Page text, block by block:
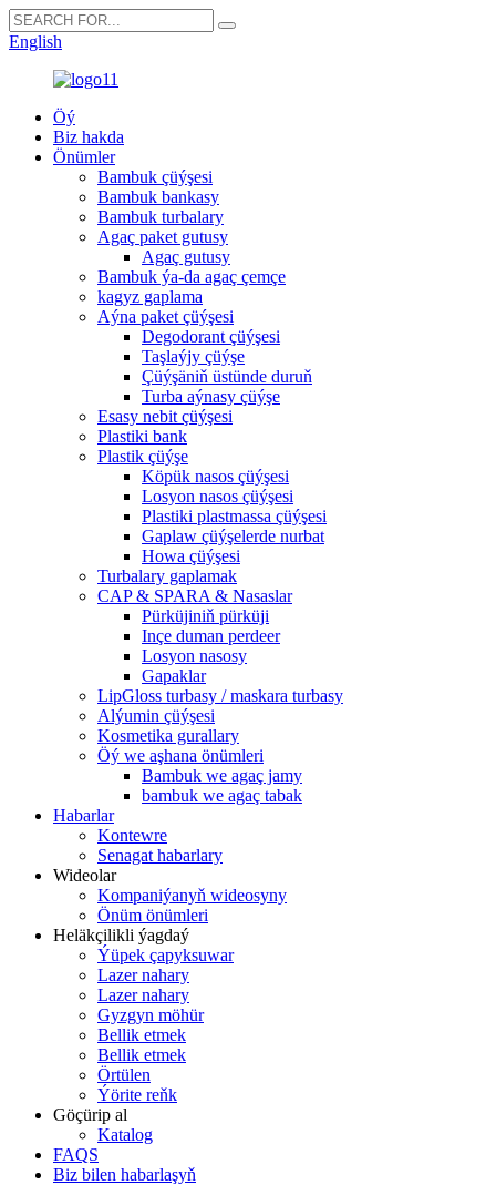
English
Öý
Biz hakda
Önümler
Bambuk çüýşesi
Bambuk bankasy
Bambuk turbalary
Agaç paket gutusy
Agaç gutusy
Bambuk ýa-da agaç çemçe
kagyz gaplama
Aýna paket çüýşesi
Degodorant çüýşesi
Taşlaýjy çüýşe
Çüýşäniň üstünde duruň
Turba aýnasy çüýşe
Esasy nebit çüýşesi
Plastiki bank
Plastik çüýşe
Köpük nasos çüýşesi
Losyon nasos çüýşesi
Plastiki plastmassa çüýşesi
Gaplaw çüýşelerde nurbat
Howa çüýşesi
Turbalary gaplamak
CAP & SPARA & Nasaslar
Pürküjiniň pürküji
Inçe duman perdeer
Losyon nasosy
Gapaklar
LipGloss turbasy / maskara turbasy
Alýumin çüýşesi
Kosmetika gurallary
Öý we aşhana önümleri
Bambuk we agaç jamy
bambuk we agaç tabak
Habarlar
Kontewre
Senagat habarlary
Wideolar
Kompaniýanyň wideosyny
Önüm önümleri
Heläkçilikli ýagdaý
Ýüpek çapyksuwar
Lazer nahary
Lazer nahary
Gyzgyn möhür
Bellik etmek
Bellik etmek
Örtülen
Ýörite reňk
Göçürip al
Katalog
FAQS
Biz bilen habarlaşyň